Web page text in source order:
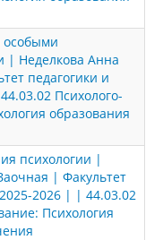
| Неделкова Анна
педагогики и
Психолого-
образования
психологии |
| Факультет
2026 | | 44.03.02
Психология